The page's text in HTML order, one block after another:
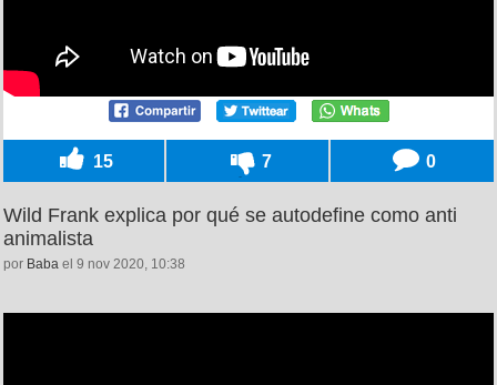
15 7 0
Wild Frank explica por qué se autodefine como anti
animalista
por Baba el 9 nov 2020, 10:38